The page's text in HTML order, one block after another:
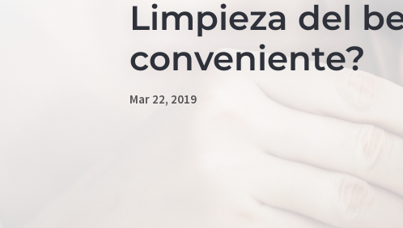
Limpieza del
conveniente?
Mar 22, 2019